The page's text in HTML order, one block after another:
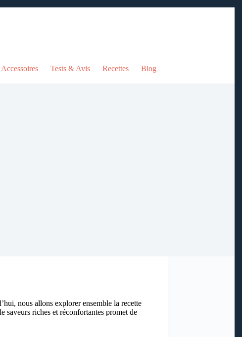
Accessoires Tests & Avis Recettes Blog
nous allons explorer ensemble la recette
saveurs riches et réconfortantes promet de